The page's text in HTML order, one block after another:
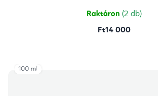
csillag.
Raktáron (2 db)
Ft14 000
100 ml